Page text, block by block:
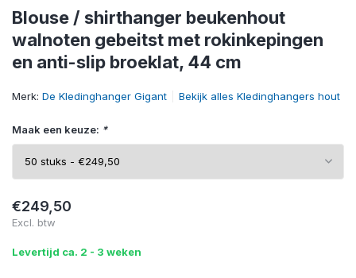
Blouse / shirthanger beukenhout
walnoten gebeitst met rokinkepingen
en anti-slip broeklat, 44 cm
Merk: De Kledinghanger Gigant Bekijk alles Kledinghangers hout
Maak een keuze: *
€249,50
Excl. btw
Levertijd ca. 2 - 3 weken